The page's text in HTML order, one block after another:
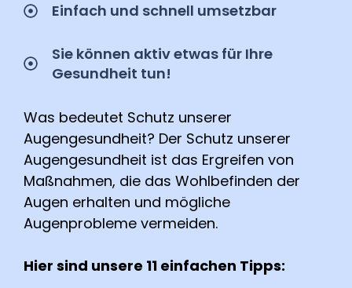
Einfach und schnell umsetzbar
Sie können aktiv etwas für Ihre
Gesundheit tun!
Was bedeutet Schutz unserer
Augengesundheit? Der Schutz unserer
Augengesundheit ist das Ergreifen von
Maßnahmen, die das Wohlbefinden der
Augen erhalten und mögliche
Augenprobleme vermeiden.
Hier sind unsere 11 einfachen Tipps: